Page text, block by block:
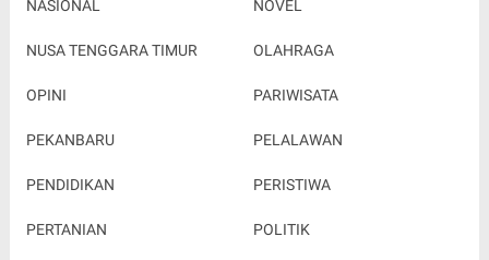
NASIONAL NOVEL
NUSA TENGGARA TIMUR OLAHRAGA
OPINI PARIWISATA
PEKANBARU PELALAWAN
PENDIDIKAN PERISTIWA
PERTANIAN POLITIK